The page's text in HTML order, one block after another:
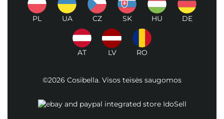
PL UA CZ SK HU DE
AT LV RO
©2026 Cosibella. Visos teisės saugomos